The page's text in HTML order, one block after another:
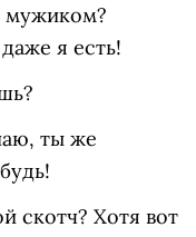
мужиком?
я есть!
ты же
скотч? Хотя вот